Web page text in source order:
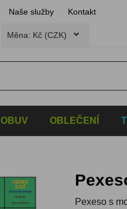
Naše služby Kontakt
Měna: Kč (CZK)
OBUV OBLEČENÍ
Pexeso s